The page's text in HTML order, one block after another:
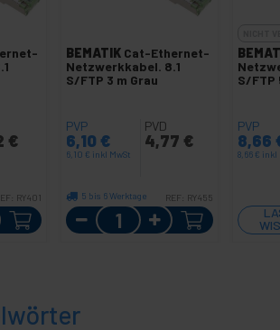
€
RY401
BEMATIK Cat-Ethernet-
Netzwerkkabel. 8.1
S/FTP 3 m Grau
PVP
6,10 €
6,10 € inkl MwSt
PVD
4,77 €
5 bis 6 Werktage REF: RY455
Menge
S/FTP
PVP
8,66
8,66 € inkl